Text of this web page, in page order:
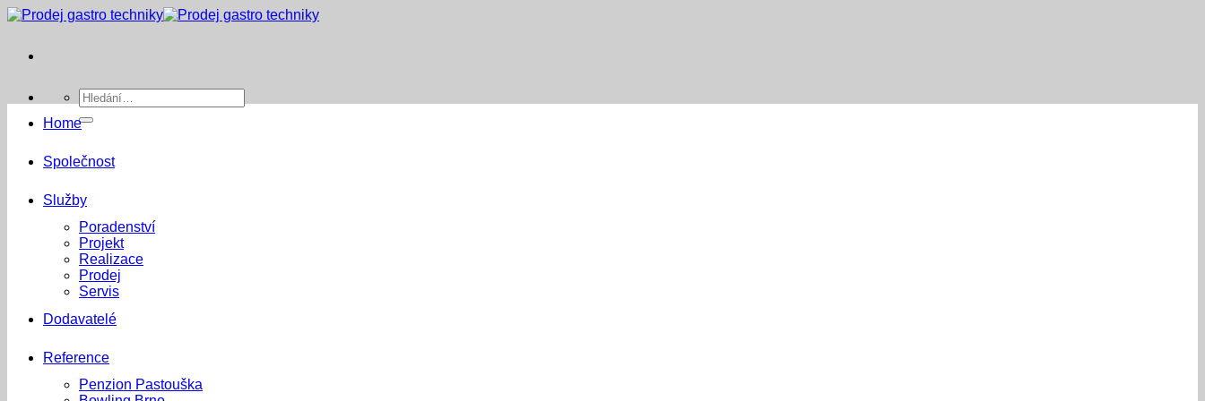
Přeskočit
Hledat:
Home
Společnost
Služby
Poradenství
Projekt
Realizace
Prodej
Servis
Dodavatelé
Reference
Penzion Pastouška